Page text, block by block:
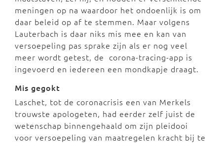
meningen op na waardoor het ondoenlijk is om
daar beleid op af te stemmen. Maar volgens
Lauterbach is daar niks mis mee en kan van
versoepeling pas sprake zijn als er nog veel
meer wordt getest, de corona-tracing-app is
ingevoerd en iedereen een mondkapje draagt.
Mis gegokt
Laschet, tot de coronacrisis een van Merkels
trouwste apologeten, had eerder zelf juist de
wetenschap binnengehaald om zijn pleidooi
voor versoepeling van maatregelen kracht bij te